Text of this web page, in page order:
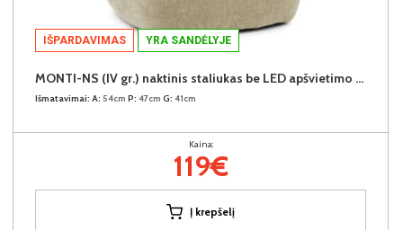
IŠPARDAVIMAS YRA SANDĖLYJE
MONTI-NS (IV gr.) naktinis staliukas be LED apšvietimo (Doha-03)
Išmatavimai: A: 54cm P: 47cm G: 41cm
Kaina:
119€
Į krepšelį